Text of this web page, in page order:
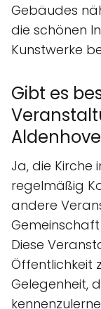
Gebäudes
die schönen
Kunstwerke
Gibt es
Ja, die
regelmäßig
andere
Diese
Öffentlichkeit
Gelegenheit,